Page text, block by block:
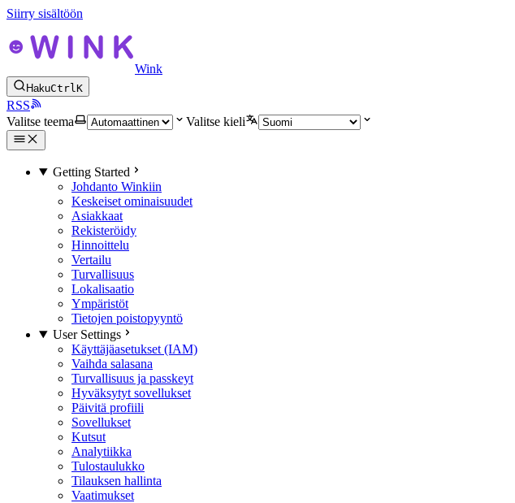
Siirry sisältöön
Wink
HakuCtrlK
RSS
Valitse teema
Valitse kieli
Getting Started
Johdanto Winkiin
Keskeiset ominaisuudet
Asiakkaat
Rekisteröidy
Hinnoittelu
Vertailu
Turvallisuus
Lokalisaatio
Ympäristöt
Tietojen poistopyyntö
User Settings
Käyttäjäasetukset (IAM)
Vaihda salasana
Turvallisuus ja passkeyt
Hyväksytyt sovellukset
Päivitä profiili
Sovellukset
Kutsut
Analytiikka
Tulostaulukko
Tilauksen hallinta
Vaatimukset